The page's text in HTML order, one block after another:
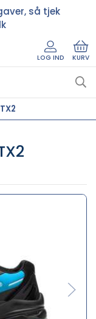
så tjek
LOG IND KURV